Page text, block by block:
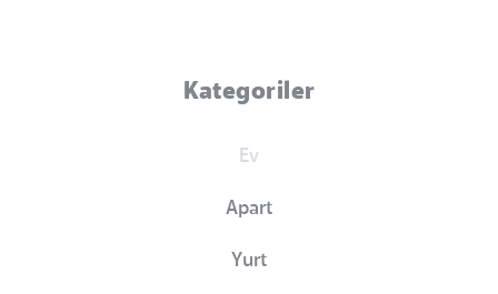
Kategoriler
Ev
Apart
Yurt